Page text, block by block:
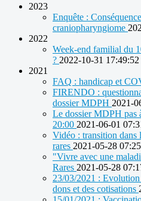
2023
Enquête :
craniopharyngiome
2022
Week-end familial du
? 2022-10-31 17:49:52
2021
FAQ : handicap et
FIRENDO :
dossier MDPH 2021-
Le dossier MDPH pas
20:00 2021-06-01
Vidéo : transition dans
rares 2021-05-28
"Vivre avec une
Rares 2021-05-28
23/03/2021 : Evolution
dons et des cotisations